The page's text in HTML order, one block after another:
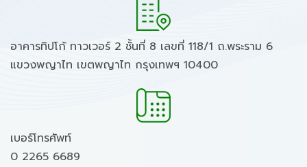
อาคารทิปโก้ ทาวเวอร์ 2 ชั้นที่ 8 เลขที่ 118/1 ถ.พระราม 6
แขวงพญาไท เขตพญาไท กรุงเทพฯ 10400
เบอร์โทรศัพท์
0 2265 6689